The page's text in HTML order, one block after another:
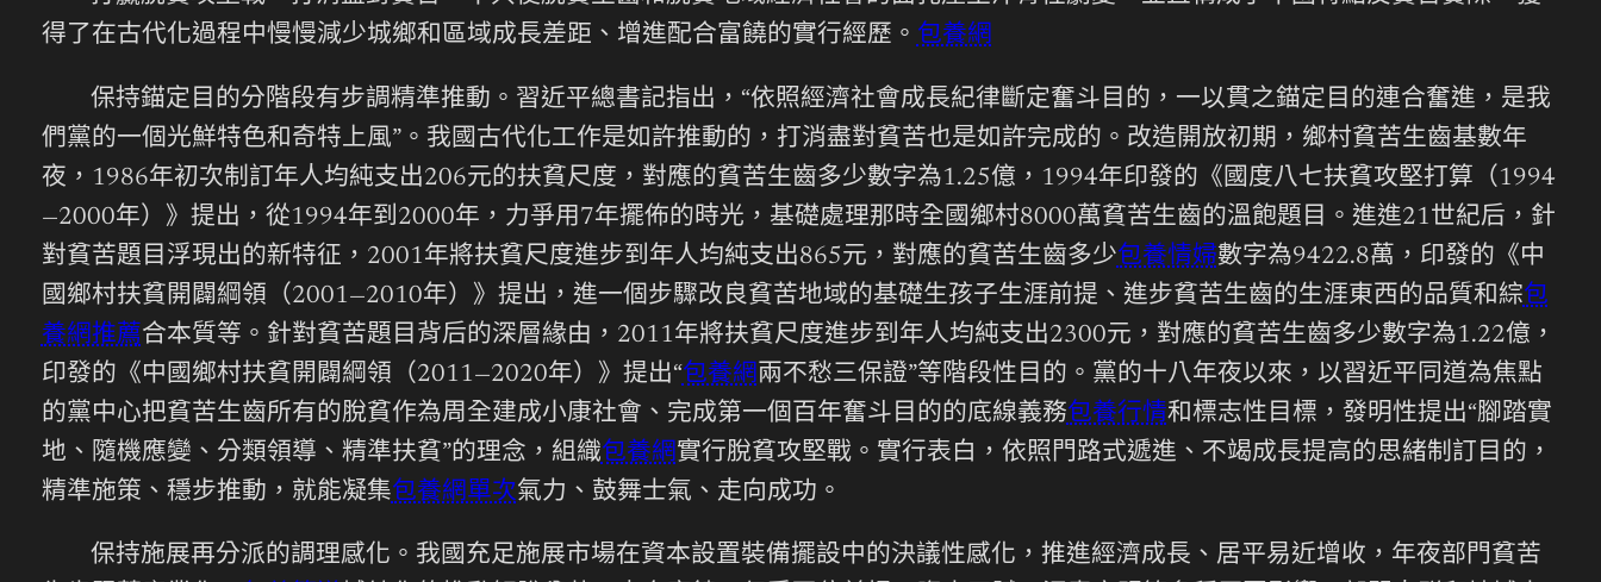
得了在古代化過程中慢慢減少城鄉和區域成長差距、增進配合富饒的實行經歷。 包養網
保持錨定目的分階段有步調精準推動。習近平總書記指出，“依照經濟社會成長紀律斷定奮斗目的，一以貫之錨定目的連合奮進，是我
們黨的一個光鮮特色和奇特上風”。我國古代化工作是如許推動的，打消盡對貧苦也是如許完成的。改造開放初期，鄉村貧苦生齒基數年
夜，1986年初次制訂年人均純支出206元的扶貧尺度，對應的貧苦生齒多少數字為1.25億，1994年印發的《國度八七扶貧攻堅打算（1994
—2000年）》提出，從1994年到2000年，力爭用7年擺佈的時光，基礎處理那時全國鄉村8000萬貧苦生齒的溫飽題目。進進21世紀后，針
對貧苦題目浮現出的新特征，2001年將扶貧尺度進步到年人均純支出865元，對應的貧苦生齒多少包養情婦數字為9422.8萬，印發的《中
國鄉村扶貧開闢綱領（2001—2010年）》提出，進一個步驟改良貧苦地域的基礎生孩子生涯前提、進步貧苦生齒的生涯東西的品質和綜包
養網推薦合本質等。針對貧苦題目背后的深層緣由，2011年將扶貧尺度進步到年人均純支出2300元，對應的貧苦生齒多少數字為1.22億，
印發的《中國鄉村扶貧開闢綱領（2011—2020年）》提出“包養網兩不愁三保證”等階段性目的。黨的十八年夜以來，以習近平同道為焦點
的黨中心把貧苦生齒所有的脫貧作為周全建成小康社會、完成第一個百年奮斗目的的底線義務包養行情和標志性目標，發明性提出“腳踏實
地、隨機應變、分類領導、精準扶貧”的理念，組織包養網實行脫貧攻堅戰。實行表白，依照門路式遞進、不竭成長提高的思緒制訂目的，
精準施策、穩步推動，就能凝集包養網單次氣力、鼓舞士氣、走向成功。
保持施展再分派的調理感化。我國充足施展市場在資本設置裝備擺設中的決議性感化，推進經濟成長、居平易近增收，年夜部門貧苦